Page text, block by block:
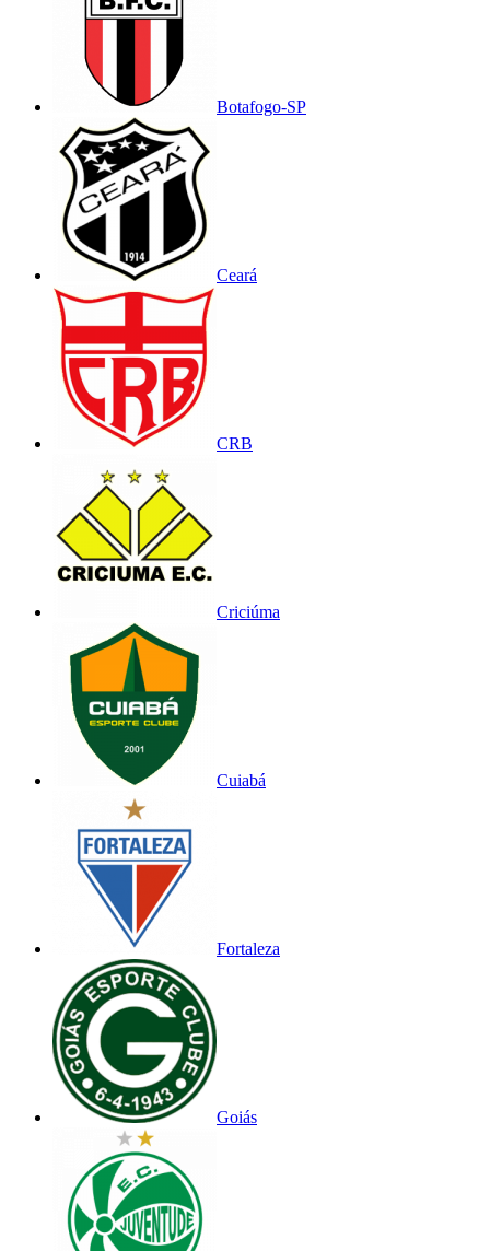
Botafogo-SP
Ceará
CRB
Criciúma
Cuiabá
Fortaleza
Goiás